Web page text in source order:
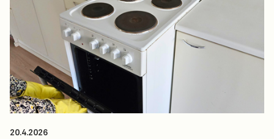
20.4.2026